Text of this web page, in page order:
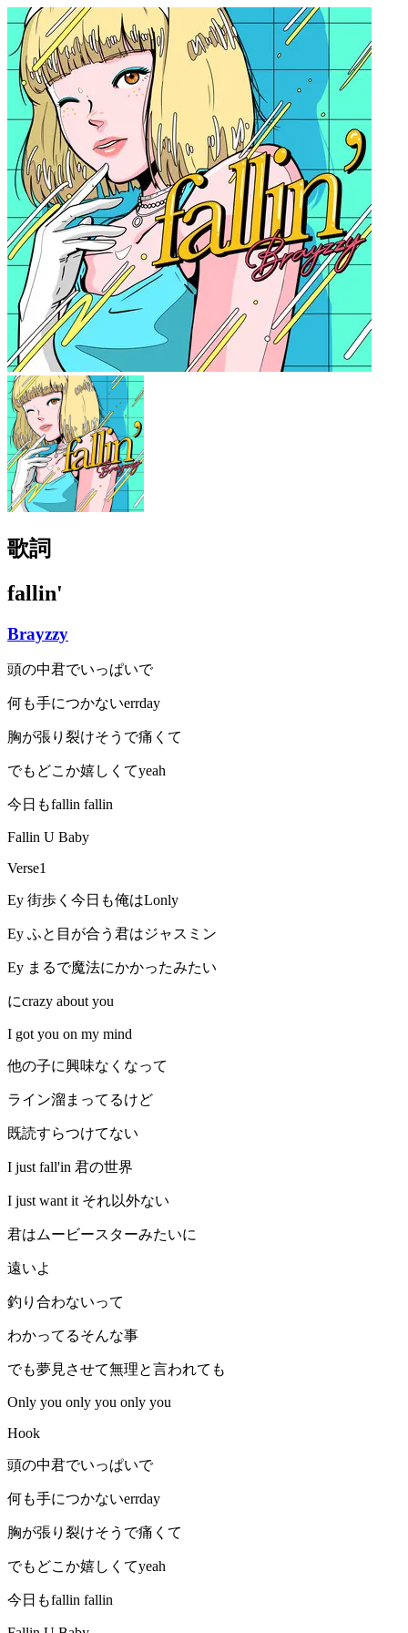
歌詞
fallin'
Brayzzy
頭の中君でいっぱいで
何も手につかないerrday
胸が張り裂けそうで痛くて
でもどこか嬉しくてyeah
今日もfallin fallin
Fallin U Baby
Verse1
Ey 街歩く今日も俺はLonly
Ey ふと目が合う君はジャスミン
Ey まるで魔法にかかったみたい
にcrazy about you
I got you on my mind
他の子に興味なくなって
ライン溜まってるけど
既読すらつけてない
I just fall'in 君の世界
I just want it それ以外ない
君はムービースターみたいに
遠いよ
釣り合わないって
わかってるそんな事
でも夢見させて無理と言われても
Only you only you only you
Hook
頭の中君でいっぱいで
何も手につかないerrday
胸が張り裂けそうで痛くて
でもどこか嬉しくてyeah
今日もfallin fallin